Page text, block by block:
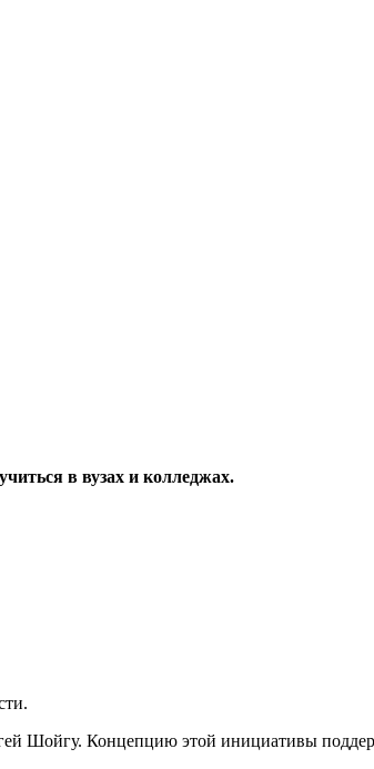
в вузах и колледжах.
Шойгу. Концепцию этой инициативы